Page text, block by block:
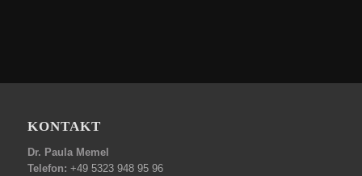
KONTAKT
Dr. Paula Memel
Telefon: +49 5323 948 95 96